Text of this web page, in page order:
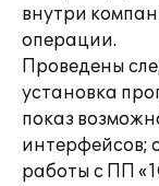
внутри
операции.
Проведены
установка
показ
интерфейсов;
работы с ПП